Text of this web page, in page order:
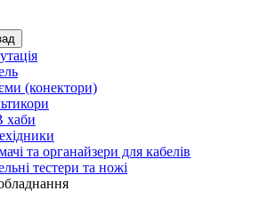
(конектори)
хаби
та органайзери для кабелів
тестери та ножі